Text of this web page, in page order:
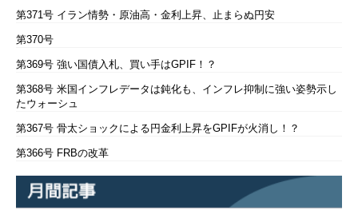
第371号 イラン情勢・原油高・金利上昇、止まらぬ円安
第370号
第369号 強い国債入札、買い手はGPIF！？
第368号 米国インフレデータは鈍化も、インフレ抑制に強い姿勢示し
たウォーシュ
第367号 骨太ショックによる円金利上昇をGPIFが火消し！？
第366号 FRBの改革